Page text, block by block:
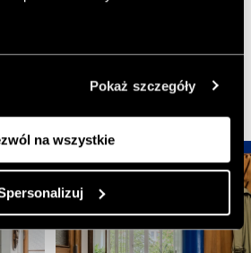
Pokaż szczegóły
na wszystkie
holu ożywiają ręcznie wykonane
Murano w formie cukierków